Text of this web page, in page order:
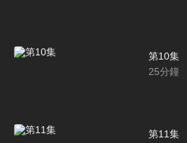
第10集
25分鐘
第11集